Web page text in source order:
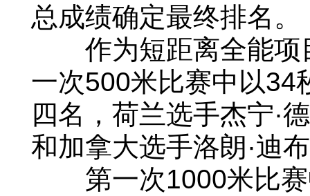
总成绩确定最终排名。
作为短距离全能项
一次500米比赛中以34
四名，荷兰选手杰宁·
和加拿大选手洛朗·迪
第一次1000米比赛